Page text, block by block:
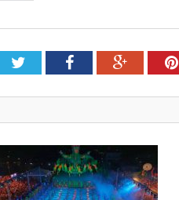
TwitterFacebookGoogle+